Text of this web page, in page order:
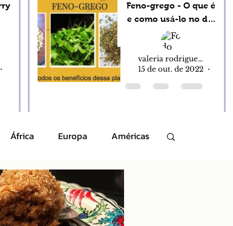
6 min de leitura
Feno-grego - O que é
e como usá-lo no dia
a dia?
valeria rodrigues alves
15 de out. de 2022
África Europa Américas